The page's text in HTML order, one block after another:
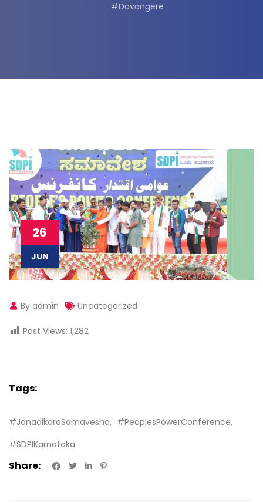
#Davangere
26
JUN
By admin Uncategorized
Post Views: 1,282
Tags:
#JanadikaraSamavesha
#PeoplesPowerConference
#SDPIKarnataka
Share: